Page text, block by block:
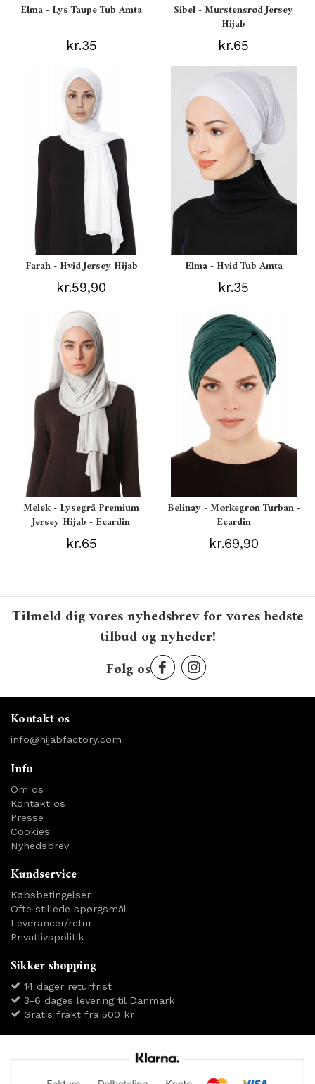
Elma - Lys Taupe Tub Amta
kr.35
Sibel - Murstensrød Jersey
Hijab
kr.65
Farah - Hvid Jersey Hijab
kr.59,90
Elma - Hvid Tub Amta
kr.35
Melek - Lysegrå Premium
Jersey Hijab - Ecardin
kr.65
Belinay - Mørkegrøn Turban -
Ecardin
kr.69,90
Tilmeld dig vores nyhedsbrev for vores bedste
tilbud og nyheder!
Følg os
Kontakt os
info@hijabfactory.com
Info
Om os
Kontakt os
Presse
Cookies
Nyhedsbrev
Kundservice
Købsbetingelser
Ofte stillede spørgsmål
Leverancer/retur
Privatlivspolitik
Sikker shopping
14 dager returfrist
3-6 dages levering til Danmark
Gratis frakt fra 500 kr